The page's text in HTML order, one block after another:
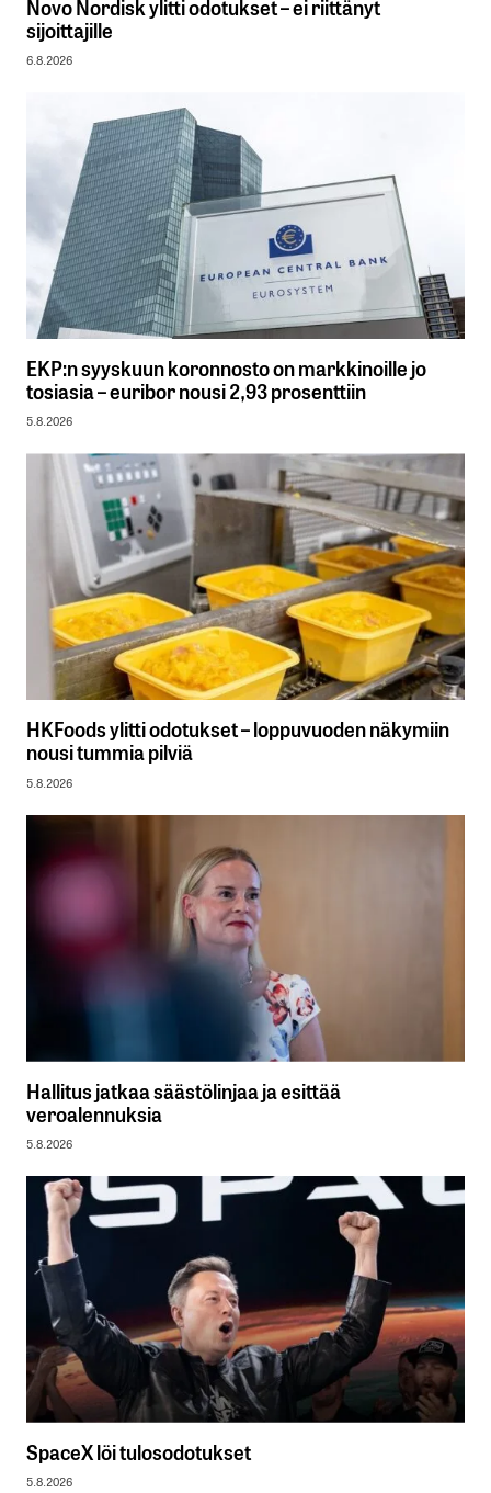
Novo Nordisk ylitti odotukset – ei riittänyt
sijoittajille
6.8.2026
EKP:n syyskuun koronnosto on markkinoille jo
tosiasia – euribor nousi 2,93 prosenttiin
5.8.2026
HKFoods ylitti odotukset – loppuvuoden näkymiin
nousi tummia pilviä
5.8.2026
Hallitus jatkaa säästölinjaa ja esittää
veroalennuksia
5.8.2026
SpaceX löi tulosodotukset
5.8.2026